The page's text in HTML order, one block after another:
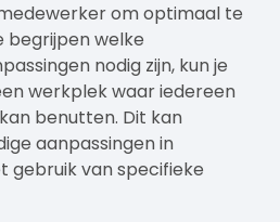
om optimaal te
begrijpen welke
nodig zijn, kun je
werkplek waar iedereen
benutten. Dit kan
aanpassingen in
van specifieke